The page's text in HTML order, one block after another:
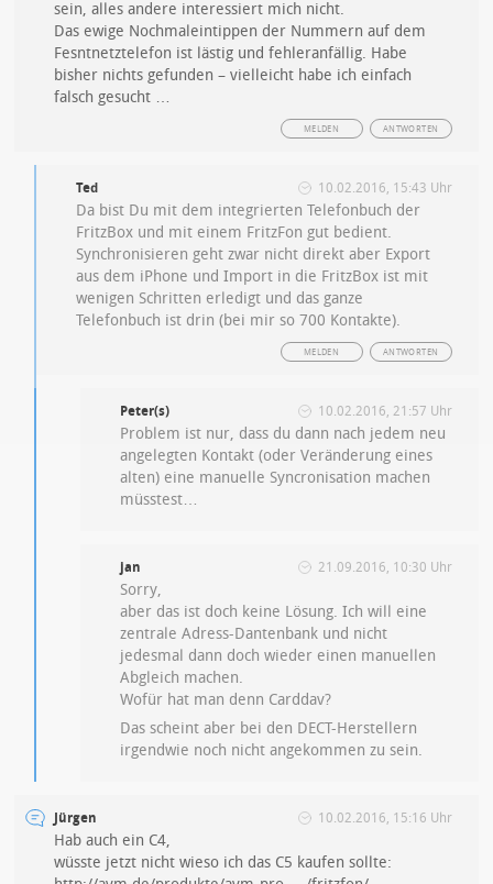
sein, alles andere interessiert mich nicht.
Das ewige Nochmaleintippen der Nummern auf dem
Fesntnetztelefon ist lästig und fehleranfällig. Habe
bisher nichts gefunden – vielleicht habe ich einfach
falsch gesucht …
ANTWORTEN
MELDEN
Ted 10.02.2016, 15:43 Uhr
Da bist Du mit dem integrierten Telefonbuch der
FritzBox und mit einem FritzFon gut bedient.
Synchronisieren geht zwar nicht direkt aber Export
aus dem iPhone und Import in die FritzBox ist mit
wenigen Schritten erledigt und das ganze
Telefonbuch ist drin (bei mir so 700 Kontakte).
ANTWORTEN
MELDEN
Peter(s) 10.02.2016, 21:57 Uhr
Problem ist nur, dass du dann nach jedem neu
angelegten Kontakt (oder Veränderung eines
alten) eine manuelle Syncronisation machen
müsstest…
jan 21.09.2016, 10:30 Uhr
Sorry,
aber das ist doch keine Lösung. Ich will eine
zentrale Adress-Dantenbank und nicht
jedesmal dann doch wieder einen manuellen
Abgleich machen.
Wofür hat man denn Carddav?
Das scheint aber bei den DECT-Herstellern
irgendwie noch nicht angekommen zu sein.
Jürgen 10.02.2016, 15:16 Uhr
Hab auch ein C4,
wüsste jetzt nicht wieso ich das C5 kaufen sollte: